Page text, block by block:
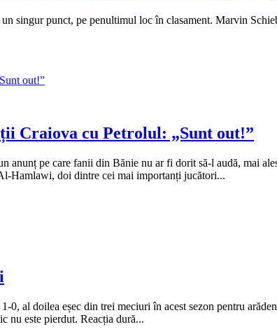
singur punct, pe penultimul loc în clasament. Marvin
Craiova cu Petrolul: „Sunt out!”
pe care fanii din Bănie nu ar fi dorit să-l audă, mai
Hamlawi, doi dintre cei mai importanți jucători...
al doilea eșec din trei meciuri în acest sezon pentru
nu este pierdut. Reacția dură...